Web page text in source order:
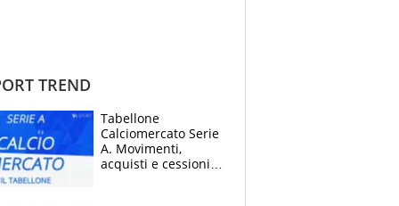
TREND
Tabellone
Calciomercato Serie
A. Movimenti,
acquisti e cessioni: